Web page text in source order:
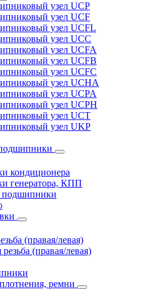
узел UCP
узел UCF
узел UCFL
узел UCC
узел UCFA
узел UCFB
узел UCFC
узел UCHA
узел UCPA
узел UCPH
узел UCT
узел UKP
кондиционера
генератора, КПП
(правая/левая)
(правая/левая)
ремни